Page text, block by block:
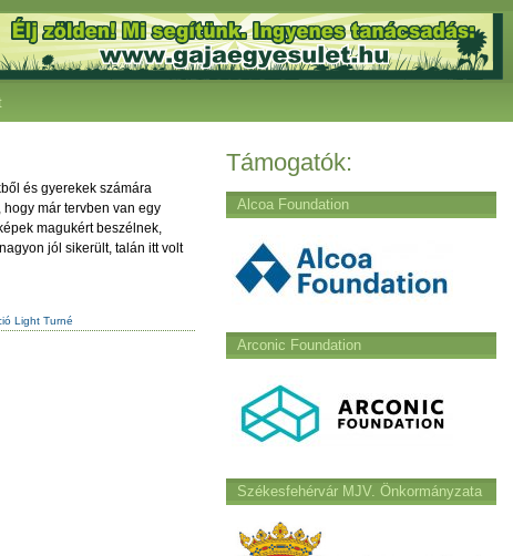
és gyerekek számára
már tervben van egy
magukért beszélnek,
jól sikerült, talán itt volt
Light Turné
Támogatók:
Alcoa Foundation
Arconic Foundation
Székesfehérvár MJV. Önkormányzata